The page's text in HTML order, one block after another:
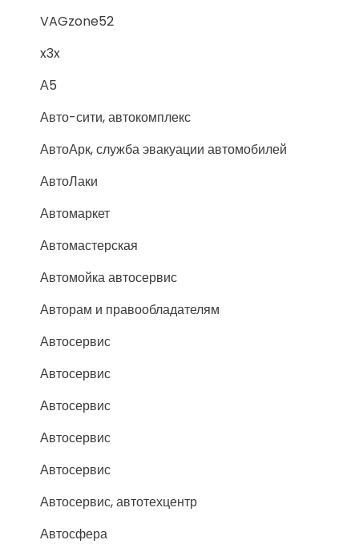
VAGzone52
x3x
А5
Авто-сити, автокомплекс
АвтоАрк, служба эвакуации автомобилей
АвтоЛаки
Автомаркет
Автомастерская
Автомойка автосервис
Авторам и правообладателям
Автосервис
Автосервис
Автосервис
Автосервис
Автосервис
Автосервис, автотехцентр
Автосфера